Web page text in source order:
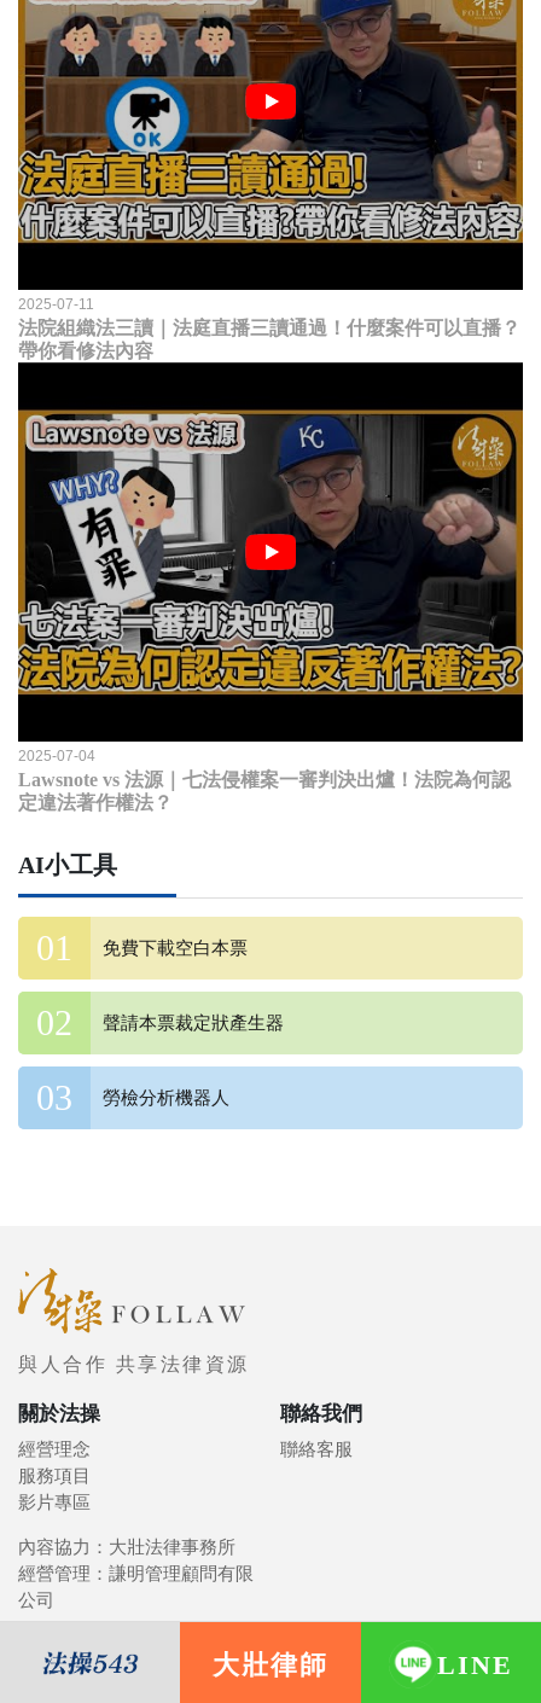
2025-07-11
法院組織法三讀｜法庭直播三讀通過！什麼案件可以直播？
帶你看修法內容
2025-07-04
Lawsnote vs 法源｜七法侵權案一審判決出爐！法院為何認
定違法著作權法？
AI小工具
免費下載空白本票
聲請本票裁定狀產生器
勞檢分析機器人
與人合作 共享法律資源
關於法操
經營理念
服務項目
影片專區
聯絡我們
聯絡客服
內容協力：大壯法律事務所
經營管理：謙明管理顧問有限
公司
大壯律師 LINE